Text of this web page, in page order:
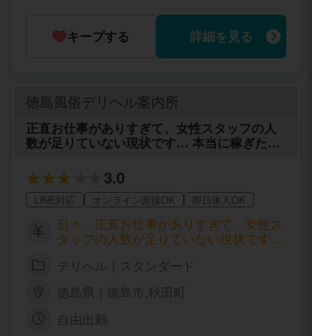
ション料-全額支給 ！ ◎指名料-￥1.000
全額支給！
時間でもOKです♪ 月1回出勤などでもO
Kです♪ お昼だけ・夜だけなど 営業時間
のAM09:00～ﾗｽﾄでお好きな時間を選ん
でください♪ 自宅派遣無し、徳島市内の
キープする 詳細を見る
徳島風俗デリヘル案内所
正直お仕事がありすぎて、女性スタッフの人
数が足りていない現状です… 本当に稼ぎたい
致します。
3.0
LINE対応 オンライン面接OK 即日体入OK
日々、正直お仕事がありすぎて、女性ス
タッフの人数が足りていない現状です…
時に稼ぎたい女の子を募集していますの
で宜しくお願い致します。 当店の自信は
仕事の圧倒的な本数はあたりまえです
が、いやすさ、自由さ、自分自身さでい
られる環境に素でいられるアットホーム
デリヘル｜スタンダード
徳島県｜徳島市,秋田町